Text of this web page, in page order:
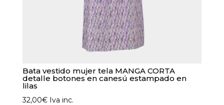
Bata vestido mujer tela MANGA CORTA
detalle botones en canesú estampado en
lilas
32,00€ Iva inc.